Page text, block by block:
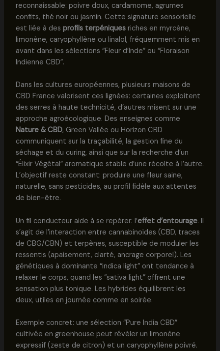
reconnaissable: poivre doux, cardamome, agrumes
confits, thé noir ou jasmin. Cette signature sensorielle
est liée à des profils terpéniquesriches en myrcène,
limonène, caryophyllène ou linalol, fréquemment mis en
avant dans les sélections “Fleur d’Inde” ou “Floraison
Indienne CBD”.
Dans les cultures européennes, plusieurs maisons de
CBD France valorisent ces lignées: certaines exploitent
des serres à haute technicité, d’autres misent sur une
approche agroécologique. Des enseignes comme
Nature & CBD, Green Vallée ou Horizon CBD
communiquent sur la traçabilité, la gestion fine du
séchage et du curing, ainsi que sur la recherche d’un
“Élixir Végétal” aromatique stable d’une récolte à l’autre.
L’objectif reste constant: produire une fleur saine,
naturelle, sans pesticides, au profil fidèle aux attentes
de bien-être.
Un fil conducteur aide à se repérer: l’effet d’entourage. Il
s’agit de l’interaction entre cannabinoïdes (CBD, traces
de CBG/CBN) et terpènes, susceptible de moduler les
ressentis (apaisement, clarté, ancrage corporel). Les
génétiques à dominante “indica light” ont tendance à
relaxer le corps, quand les “sativa light” offrent une
sensation plus tonique. Les hybrides équilibrent les
deux, utiles en journée comme en soirée.
Exemple concret: une sélection “Pure India CBD”
cultivée en greenhouse peut révéler un limonène
expressif (zeste de citron) et un caryophyllène poivré.